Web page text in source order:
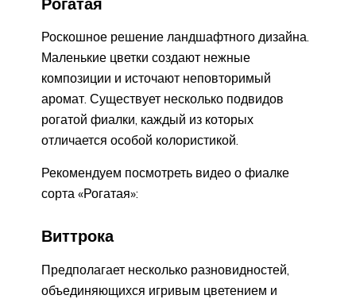
Роскошное решение ландшафтного дизайна.
Маленькие цветки создают нежные
композиции и источают неповторимый
аромат. Существует несколько подвидов
рогатой фиалки, каждый из которых
отличается особой колористикой.
Рекомендуем посмотреть видео о фиалке
сорта «Рогатая»:
Виттрока
Предполагает несколько разновидностей,
объединяющихся игривым цветением и